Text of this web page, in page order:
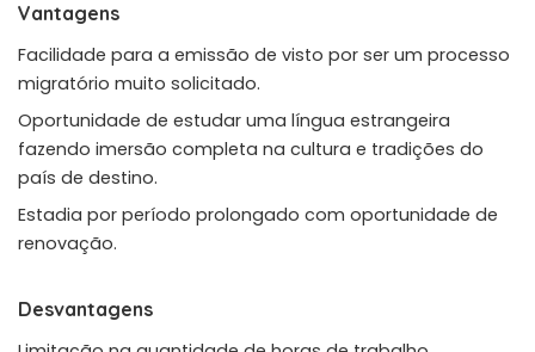
Vantagens
Facilidade para a emissão de visto por ser um processo
migratório muito solicitado.
Oportunidade de estudar uma língua estrangeira
fazendo imersão completa na cultura e tradições do
país de destino.
Estadia por período prolongado com oportunidade de
renovação.
Desvantagens